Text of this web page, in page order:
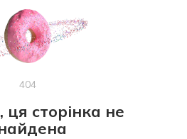
404
сторінка не